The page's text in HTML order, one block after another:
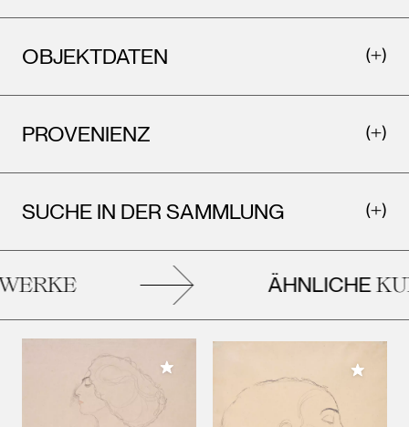
OBJEKTDATEN
PROVENIENZ
SUCHE IN DER SAMMLUNG
ÄHNLICHE
Meiner Sammlung hinzufügen Meiner